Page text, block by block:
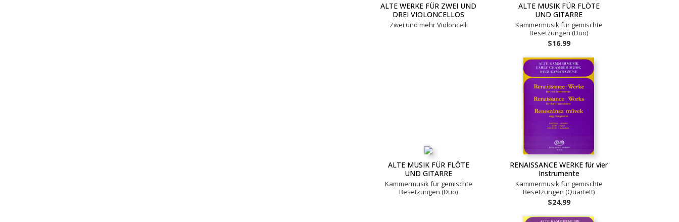
ALTE WERKE FÜR ZWEI UND
DREI VIOLONCELLOS
Zwei und mehr Violoncelli
ALTE MUSIK FÜR FLÖTE
UND GITARRE
Kammermusik für gemischte
Besetzungen (Duo)
$16.99
ALTE MUSIK FÜR FLÖTE
UND GITARRE
Kammermusik für gemischte
Besetzungen (Duo)
RENAISSANCE WERKE für vier
Instrumente
Kammermusik für gemischte
Besetzungen (Quartett)
$24.99